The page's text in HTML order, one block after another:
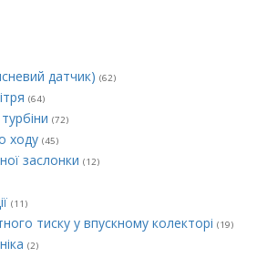
датчик) (62)
(64)
(72)
ходу (45)
заслонки (12)
(11)
тиску у впускному колекторі (19)
(2)